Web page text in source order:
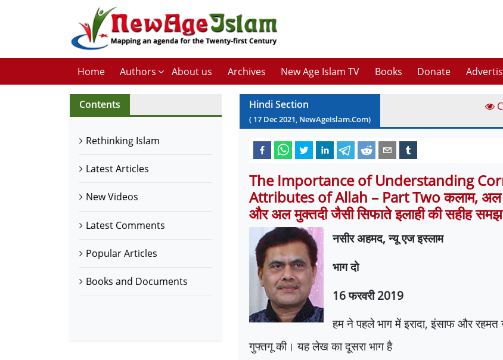
Home Authors About us Archives New Age Islam TV Books Donate
Contents
Rethinking Islam
Latest Articles
New Videos
Latest Comments
Popular Articles
Books and Documents
Hindi Section
( 17 Dec2021, NewAgeIslam.Com)
The Importance of Understanding
Attributes of Allah – Part Two कलाम, अल
और अल मुक्तदी जैसी सिफाते इलाही की सहीह
नसीर अहमद,न्यू एज इस्लाम
भाग दो
16फरवरी2019
हम ने पहले भाग में इरादा,इंसाफ और रहमत
गुफ्तगू की। यह लेख का दूसरा भाग है